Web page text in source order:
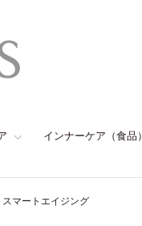
インナーケア（食品）
スマートエイジング